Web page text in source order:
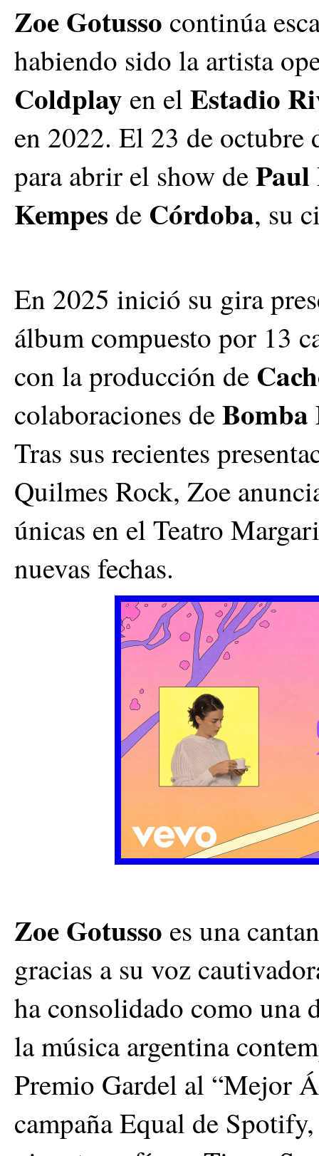
Zoe Gotusso continúa
habiendo sido la artista
Coldplay en el Estadio
en 2022. El 23 de octubre
para abrir el show de
Kempes de Córdoba, su
En 2025 inició su gira
álbum compuesto por 13
con la producción de
colaboraciones deBomba
Tras sus recientes
Quilmes Rock, Zoe
únicas en el Teatro
nuevas fechas.
Zoe Gotusso es una
gracias a su voz
ha consolidado como una
la música argentina
Premio Gardel al “Mejor
campaña Equal de